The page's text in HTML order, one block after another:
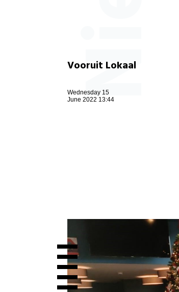
Vooruit Lokaal
Wednesday 15
June 2022 13:44